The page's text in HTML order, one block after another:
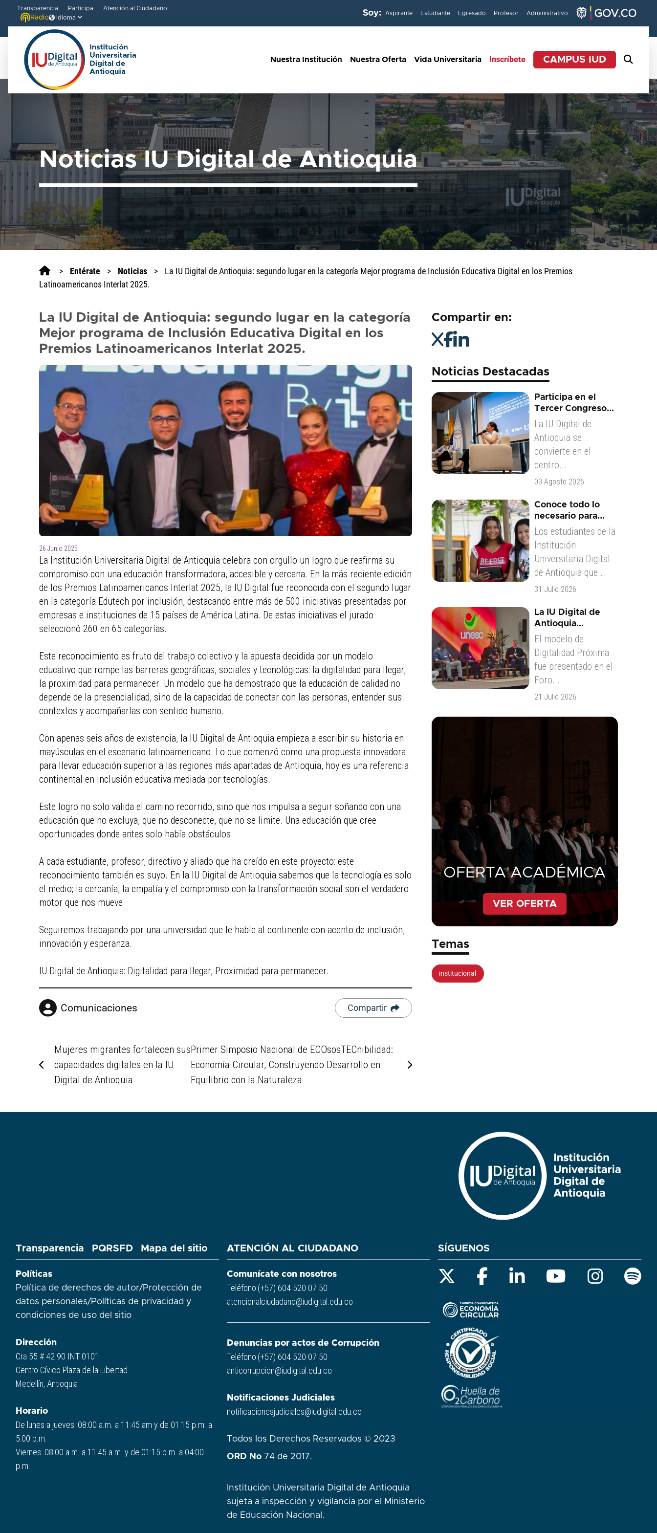
Transparencia Participa Atención al Ciudadano
Radio Idioma Soy: Aspirante Estudiante Egresado Profesor Administrativo
Nuestra Institución Nuestra Oferta Vida Universitaria Inscríbete CAMPUS IUD
Noticias IU Digital de Antioquia
> Entérate > Noticias >
La IU Digital de Antioquia: segundo lugar en la categoría Mejor programa de Inclusión Educativa Digital en los Premios
Latinoamericanos Interlat 2025.
La IU Digital de Antioquia: segundo lugar en la categoría
Mejor programa de Inclusión Educativa Digital en los
Premios Latinoamericanos Interlat 2025.
26 Junio 2025
La Institución Universitaria Digital de Antioquia celebra con orgullo un logro que reafirma su
compromiso con una educación transformadora, accesible y cercana. En la más reciente edición
de los Premios Latinoamericanos Interlat 2025, la IU Digital fue reconocida con el segundo lugar
en la categoría Edutech por inclusión, destacando entre más de 500 iniciativas presentadas por
empresas e instituciones de 15 países de América Latina. De estas iniciativas el jurado
seleccionó 260 en 65 categorías.
Este reconocimiento es fruto del trabajo colectivo y la apuesta decidida por un modelo
educativo que rompe las barreras geográficas, sociales y tecnológicas: la digitalidad para llegar,
la proximidad para permanecer. Un modelo que ha demostrado que la educación de calidad no
depende de la presencialidad, sino de la capacidad de conectar con las personas, entender sus
contextos y acompañarlas con sentido humano.
Con apenas seis años de existencia, la IU Digital de Antioquia empieza a escribir su historia en
mayúsculas en el escenario latinoamericano. Lo que comenzó como una propuesta innovadora
para llevar educación superior a las regiones más apartadas de Antioquia, hoy es una referencia
continental en inclusión educativa mediada por tecnologías.
Este logro no solo valida el camino recorrido, sino que nos impulsa a seguir soñando con una
educación que no excluya, que no desconecte, que no se limite. Una educación que cree
oportunidades donde antes solo había obstáculos.
A cada estudiante, profesor, directivo y aliado que ha creído en este proyecto: este
reconocimiento también es suyo. En la IU Digital de Antioquia sabemos que la tecnología es solo
el medio; la cercanía, la empatía y el compromiso con la transformación social son el verdadero
motor que nos mueve.
Seguiremos trabajando por una universidad que le hable al continente con acento de inclusión,
innovación y esperanza.
IU Digital de Antioquia: Digitalidad para llegar, Proximidad para permanecer.
Comunicaciones Compartir
Mujeres migrantes fortalecen sus
capacidades digitales en la IU
Digital de Antioquia
Primer Simposio Nacional de ECOsosTECnibilidad:
Economía Circular, Construyendo Desarrollo en
Equilibrio con la Naturaleza
Compartir en:
Noticias Destacadas
Participa en el
Tercer Congreso...
La IU Digital de
Antioquia se
convierte en el
centro...
03 Agosto 2026
Conoce todo lo
necesario para...
Los estudiantes de la
Institución
Universitaria Digital
de Antioquia que...
31 Julio 2026
La IU Digital de
Antioquia...
El modelo de
Digitalidad Próxima
fue presentado en el
Foro...
21 Julio 2026
OFERTA ACADÉMICA
VER OFERTA
Temas
institucional
Transparencia PQRSFD Mapa del sitio
Políticas
Política de derechos de autor/Protección de
datos personales/Políticas de privacidad y
condiciones de uso del sitio​
Dirección
Cra 55 # 42 90 INT 0101
Centro Cívico Plaza de la Libertad
Medellín, Antioquia
Horario
De lunes a jueves: 08:00 a.m. a 11:45 am y de 01:15 p.m. a
5:00 p.m.
Viernes: 08:00 a.m. a 11:45 a.m. y de 01:15 p.m. a 04:00
p.m.
ATENCIÓN AL CIUDADANO
Comunícate con nosotros
Teléfono:(+57) 604 520 07 50
atencionalciudadano@iudigital.edu.co
Denuncias por actos de Corrupción
Teléfono:(+57) 604 520 07 50
anticorrupcion@iudigital.edu.co
Notificaciones Judiciales
notificacionesjudiciales@iudigital.edu.co
Todos los Derechos Reservados © 2023
ORD No 74 de 2017.
Institución Universitaria Digital de Antioquia
sujeta a inspección y vigilancia por el Ministerio
de Educación Nacional.
SÍGUENOS